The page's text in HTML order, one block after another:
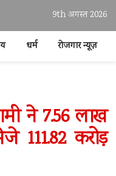
9th अगस्त 2026
धर्म रोजगार न्यूज़
ने 7.56 लाख
करोड़